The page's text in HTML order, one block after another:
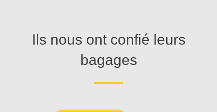
Ils nous ont confié leurs
bagages